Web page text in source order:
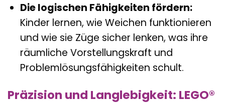
Die logischen Fähigkeiten fördern:
Kinder lernen, wie Weichen funktionieren
und wie sie Züge sicher lenken, was ihre
räumliche Vorstellungskraft und
Problemlösungsfähigkeiten schult.
Präzision und Langlebigkeit: LEGO®